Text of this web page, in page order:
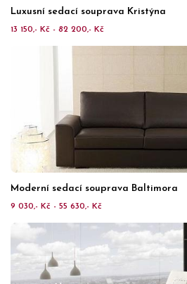
Luxusní sedací souprava Kristýna
13 150,- Kč - 82 200,- Kč
Moderní sedací souprava Baltimora
9 030,- Kč - 55 630,- Kč